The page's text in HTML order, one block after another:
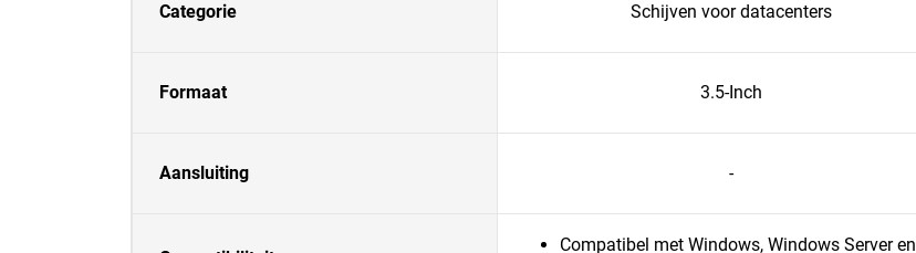
Categorie Schijven voor datacenters
Formaat 3.5-Inch
Aansluiting -
Compatibel met Windows, Windows Server en